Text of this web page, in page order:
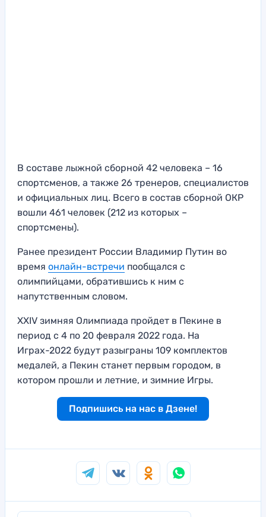
В составе лыжной сборной 42 человека – 16
спортсменов, а также 26 тренеров, специалистов
и официальных лиц. Всего в состав сборной ОКР
вошли 461 человек (212 из которых –
спортсмены).
Ранее президент России Владимир Путин во
время онлайн-встречи пообщался с
олимпийцами, обратившись к ним с
напутственным словом.
XXIV зимняя Олимпиада пройдет в Пекине в
период с 4 по 20 февраля 2022 года. На
Играх-2022 будут разыграны 109 комплектов
медалей, а Пекин станет первым городом, в
котором прошли и летние, и зимние Игры.
Подпишись на нас в Дзене!